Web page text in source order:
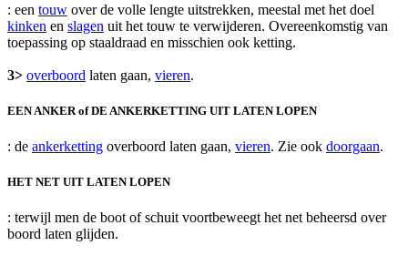
: een touw over de volle lengte uitstrekken, meestal met het doel
kinken en slagen uit het touw te verwijderen. Overeenkomstig van
toepassing op staaldraad en misschien ook ketting.
3> overboord laten gaan, vieren.
EEN ANKER of DE ANKERKETTING UIT LATEN LOPEN
: de ankerketting overboord laten gaan, vieren. Zie ook doorgaan.
HET NET UIT LATEN LOPEN
: terwijl men de boot of schuit voortbeweegt het net beheersd over
boord laten glijden.